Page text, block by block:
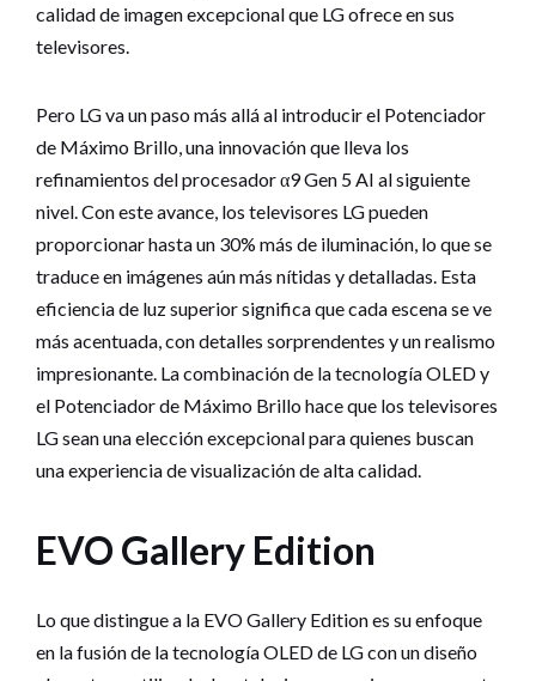
calidad de imagen excepcional que LG ofrece en sus
televisores.
Pero LG va un paso más allá al introducir el Potenciador
de Máximo Brillo, una innovación que lleva los
refinamientos del procesador α9 Gen 5 AI al siguiente
nivel. Con este avance, los televisores LG pueden
proporcionar hasta un 30% más de iluminación, lo que se
traduce en imágenes aún más nítidas y detalladas. Esta
eficiencia de luz superior significa que cada escena se ve
más acentuada, con detalles sorprendentes y un realismo
impresionante. La combinación de la tecnología OLED y
el Potenciador de Máximo Brillo hace que los televisores
LG sean una elección excepcional para quienes buscan
una experiencia de visualización de alta calidad.
EVO Gallery Edition
Lo que distingue a la EVO Gallery Edition es su enfoque
en la fusión de la tecnología OLED de LG con un diseño